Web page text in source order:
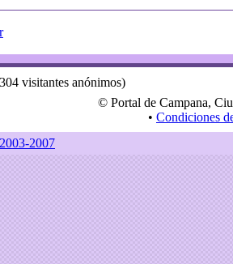
visitantes anónimos)
© Portal de Campana,
• Condiciones
2007